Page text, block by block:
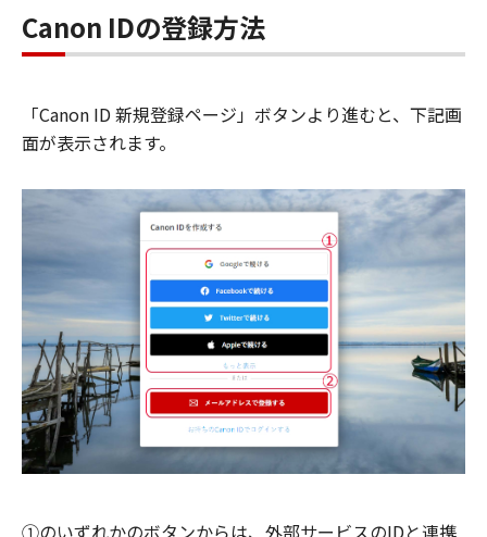
Canon IDの登録方法
「Canon ID 新規登録ページ」ボタンより進むと、下記画
面が表示されます。